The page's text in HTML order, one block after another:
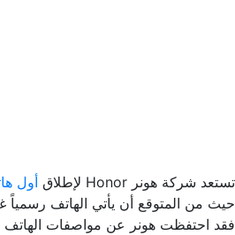
تستعد شركة هونر Honor لإطلاق أول
فقد احتفظت هونر عن مواصفات الهاتف